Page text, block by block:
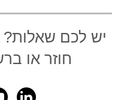
יש לכם שאלות?
חוזר או